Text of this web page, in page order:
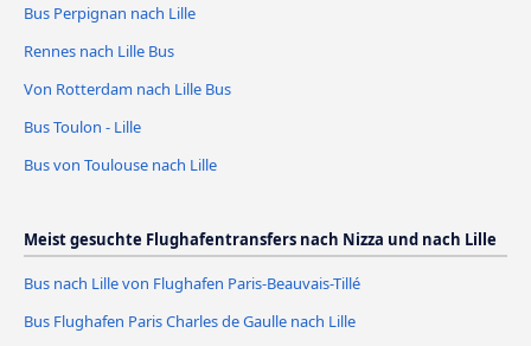
Bus Perpignan nach Lille
Rennes nach Lille Bus
Von Rotterdam nach Lille Bus
Bus Toulon - Lille
Bus von Toulouse nach Lille
Meist gesuchte Flughafentransfers nach Nizza und nach Lille
Bus nach Lille von Flughafen Paris-Beauvais-Tillé
Bus Flughafen Paris Charles de Gaulle nach Lille